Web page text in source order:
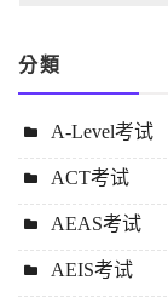
分類
A-Level考试
ACT考试
AEAS考试
AEIS考试